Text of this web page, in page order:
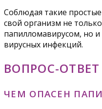
Соблюдая такие
свой организм не
папилломавирусом, но
вирусных инфекций.
ВОПРОС-ОТВЕТ
ЧЕМ ОПАСЕН